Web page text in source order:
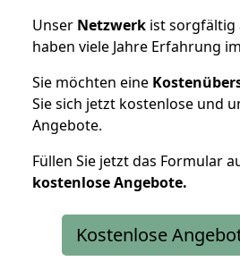
Unser Netzwerk ist sorgfältig
haben viele Jahre Erfahrung
Sie möchten eine
Sie sich jetzt kostenlose und
Angebote.
Füllen Sie jetzt das Formular
kostenloseAngebote.
Kostenlose